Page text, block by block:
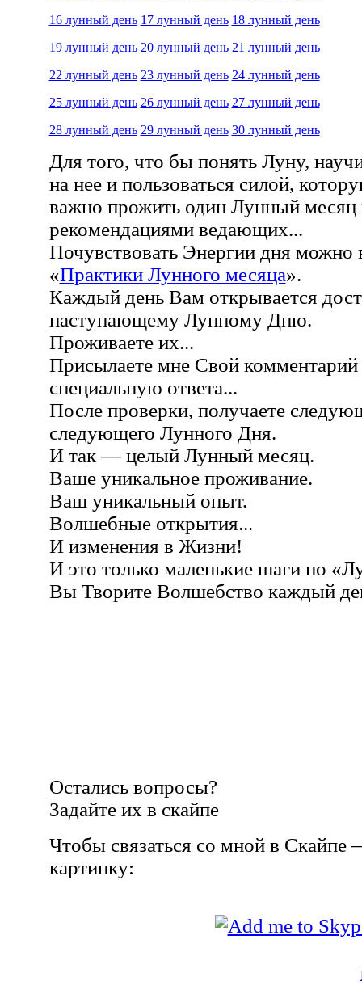
16 лунный день 17 лунный день 18 лунный день
19 лунный день 20 лунный день 21 лунный день
22 лунный день 23 лунный день 24 лунный день
25 лунный день 26 лунный день 27 лунный день
28 лунный день 29 лунный день 30 лунный день
Для того, что бы понять Луну,
на нее и пользоваться силой,
важно прожить один Лунный месяц
рекомендациями ведающих...
Почувствовать Энергии дня можно
«Практики Лунного месяца».
Каждый день Вам открывается
наступающему Лунному Дню.
Проживаете их...
Присылаете мне Свой
специальную ответа...
После проверки, получаете
следующего Лунного Дня.
И так — целый Лунный месяц.
Ваше уникальное проживание.
Ваш уникальный опыт.
Волшебные открытия...
И изменения в Жизни!
И это только маленькие шаги по
Вы Творите Волшебство каждый
Остались вопросы?
Задайте их в скайпе
Чтобы связаться со мной в Скайпе
картинку: